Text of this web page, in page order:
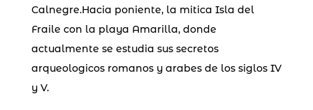
Calnegre.Hacia poniente, la mitica Isla del
Fraile con la playa Amarilla, donde
actualmente se estudia sus secretos
arqueologicos romanos y arabes de los siglos IV
y V.